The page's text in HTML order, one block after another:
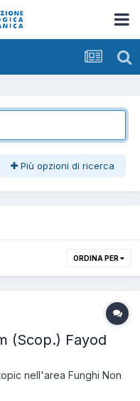
Più opzioni di ricerca
ORDINA PER
(Scop.) Fayod
nell'area Funghi Non